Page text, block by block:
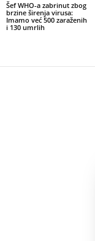
Šef WHO-a zabrinut zbog
brzine širenja virusa:
Imamo već 500 zaraženih
i 130 umrlih